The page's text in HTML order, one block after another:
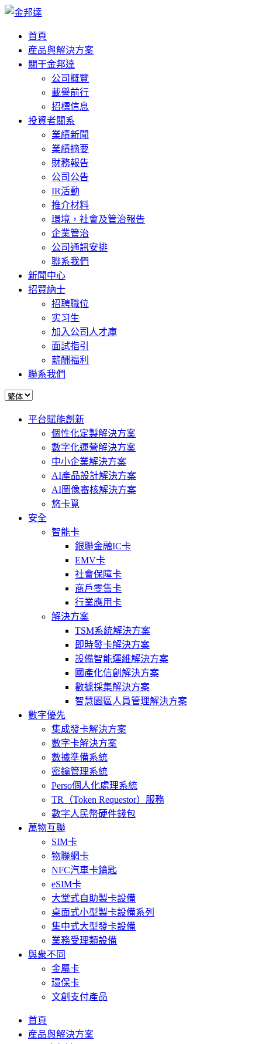
首頁
産品與解決方案
關于金邦達
公司概覽
載譽前行
招標信息
投資者關系
業績新聞
業績摘要
財務報告
公司公告
IR活動
推介材料
環境，社會及管治報告
企業管治
公司通訊安排
聯系我們
新聞中心
招賢納士
招聘職位
实习生
加入公司人才庫
面試指引
薪酬福利
聯系我們
平台賦能創新
個性化定製解決方案
數字化運營解決方案
中小企業解決方案
AI產品設計解決方案
AI圖像審核解決方案
悠卡覓
安全
智能卡
銀聯金融IC卡
EMV卡
社會保障卡
商戶零售卡
行業應用卡
解決方案
TSM系統解決方案
即時發卡解決方案
設備智能運維解決方案
國產化信創解決方案
數據採集解決方案
智慧園區人員管理解決方案
數字優先
集成發卡解決方案
數字卡解決方案
數據準備系統
密鑰管理系統
Perso個人化處理系統
TR（Token Requestor）服務
數字人民幣硬件錢包
萬物互聯
SIM卡
物聯網卡
NFC汽車卡鑰匙
eSIM卡
大堂式自助製卡設備
桌面式小型製卡設備系列
集中式大型發卡設備
業務受理類設備
與衆不同
金屬卡
環保卡
文創支付產品
首頁
産品與解決方案